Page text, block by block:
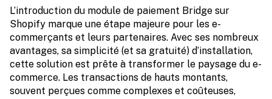
L’introduction du module de paiement Bridge sur
Shopify marque une étape majeure pour les e-
commerçants et leurs partenaires. Avec ses nombreux
avantages, sa simplicité (et sa gratuité) d’installation,
cette solution est prête à transformer le paysage du e-
commerce. Les transactions de hauts montants,
souvent perçues comme complexes et coûteuses,